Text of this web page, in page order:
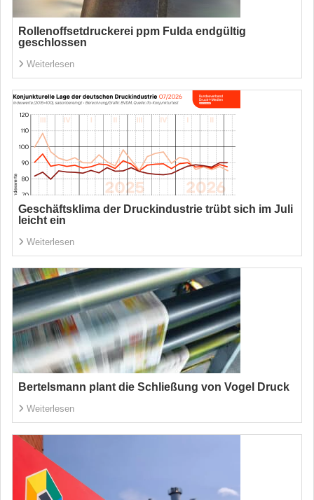
Rollenoffsetdruckerei ppm Fulda endgültig
geschlossen
Weiterlesen
Geschäftsklima der Druckindustrie trübt sich im Juli
leicht ein
Weiterlesen
Bertelsmann plant die Schließung von Vogel Druck
Weiterlesen